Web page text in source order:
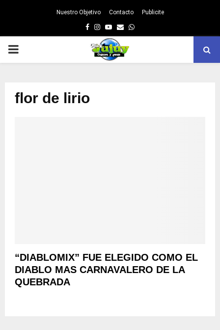
Nuestro Objetivo Contacto Publicite
Facebook
Instagram
Youtube
EmailWhatsapp
PRIMARY
flor de lirio
“DIABLOMIX” FUE ELEGIDO COMO EL
DIABLO MAS CARNAVALERO DE LA
QUEBRADA